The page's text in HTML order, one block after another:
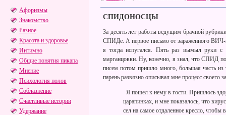
Афоризмы
Знакомство
Разное
Красота и здоровье
Интимно
Общие понятия пикапа
Мнение
Психология полов
Соблазнение
Счастливые истории
Удержание
СПИДОНОСЦЫ
За десять лет работы ведущим брачной
СПИДе. А первое письмо от зараженного ВИЧ-
я тогда испугался. Пять раз вымыл руки
марганцовки. Ну, конечно, я знал, что СПИД по
писем потом пришло много, большая часть
парень развязно описывал мне процесс своего
Я пошел к нему в гости. Пришлось
царапинках, и мне показалось, что
сел на самое отдаленное кресло,